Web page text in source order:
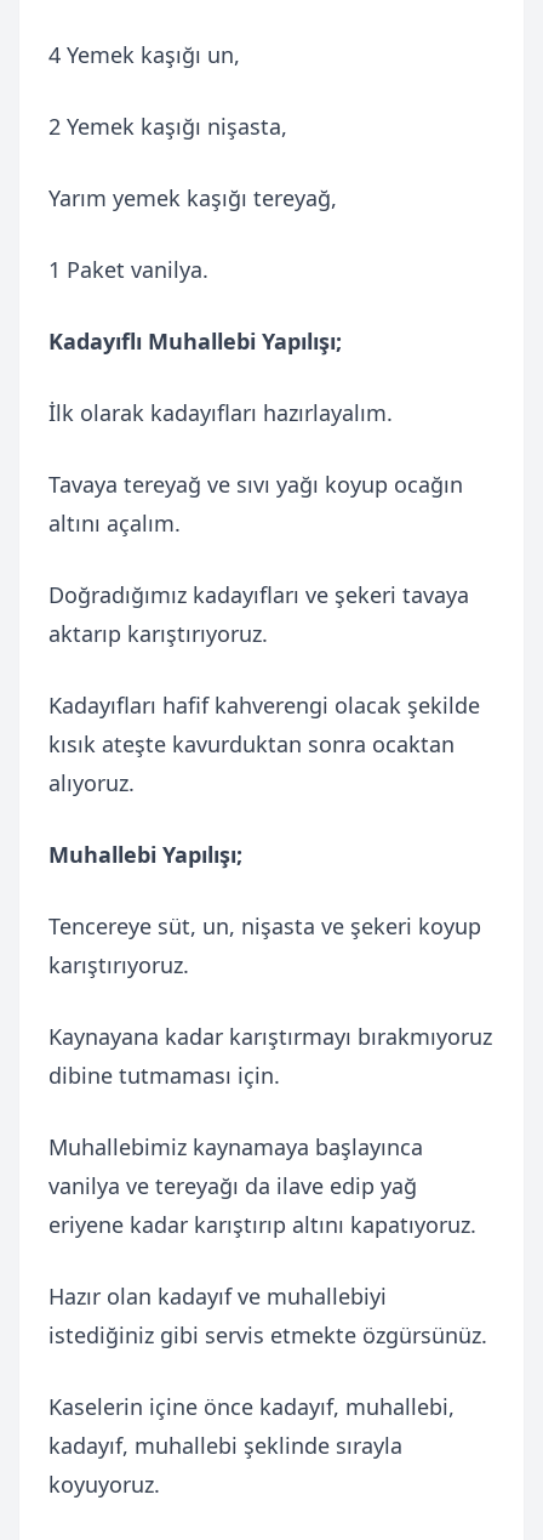
4 Yemek kaşığı un,
2 Yemek kaşığı nişasta,
Yarım yemek kaşığı tereyağ,
1 Paket vanilya.
Kadayıflı Muhallebi Yapılışı;
İlk olarak kadayıfları hazırlayalım.
Tavaya tereyağ ve sıvı yağı koyup ocağın
altını açalım.
Doğradığımız kadayıfları ve şekeri tavaya
aktarıp karıştırıyoruz.
Kadayıfları hafif kahverengi olacak şekilde
kısık ateşte kavurduktan sonra ocaktan
alıyoruz.
Muhallebi Yapılışı;
Tencereye süt, un, nişasta ve şekeri koyup
karıştırıyoruz.
Kaynayana kadar karıştırmayı bırakmıyoruz
dibine tutmaması için.
Muhallebimiz kaynamaya başlayınca
vanilya ve tereyağı da ilave edip yağ
eriyene kadar karıştırıp altını kapatıyoruz.
Hazır olan kadayıf ve muhallebiyi
istediğiniz gibi servis etmekte özgürsünüz.
Kaselerin içine önce kadayıf, muhallebi,
kadayıf, muhallebi şeklinde sırayla
koyuyoruz.